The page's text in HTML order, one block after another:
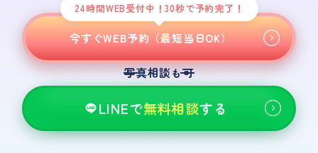
24時間WEB受付中！30秒で予約完了！
今すぐWEB予約（最短当日OK）
写真相談も可
LINEで無料相談する